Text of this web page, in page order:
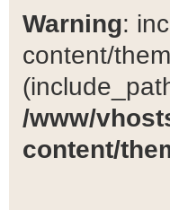
Warning:
content/
/www/
content/